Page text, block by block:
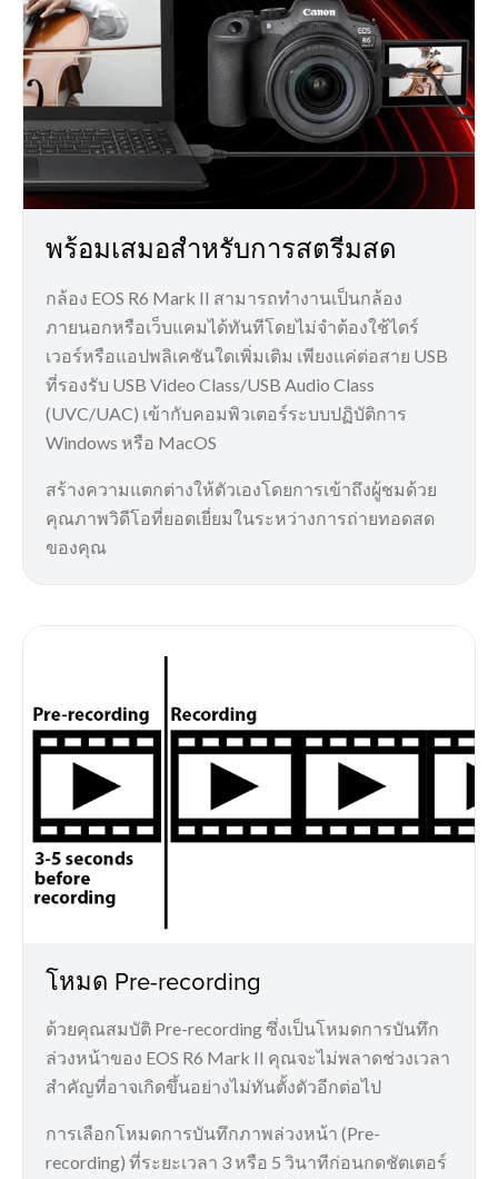
พร้อมเสมอสำหรับการสตรีมสด
กล้อง EOS R6 Mark II สามารถทำงานเป็นกล้อง
ภายนอกหรือเว็บแคมได้ทันทีโดยไม่จำต้องใช้ไดร์
เวอร์หรือแอปพลิเคชันใดเพิ่มเติม เพียงแค่ต่อสาย USB
ที่รองรับ USB Video Class/USB Audio Class
(UVC/UAC) เข้ากับคอมพิวเตอร์ระบบปฏิบัติการ
Windows หรือ MacOS
สร้างความแตกต่างให้ตัวเองโดยการเข้าถึงผู้ชมด้วย
คุณภาพวิดีโอที่ยอดเยี่ยมในระหว่างการถ่ายทอดสด
ของคุณ
โหมด Pre-recording
ด้วยคุณสมบัติ Pre-recording ซึ่งเป็นโหมดการบันทึก
ล่วงหน้าของ EOS R6 Mark II คุณจะไม่พลาดช่วงเวลา
สำคัญที่อาจเกิดขึ้นอย่างไม่ทันตั้งตัวอีกต่อไป
การเลือกโหมดการบันทึกภาพล่วงหน้า (Pre-
recording) ที่ระยะเวลา 3 หรือ 5 วินาทีก่อนกดชัตเตอร์